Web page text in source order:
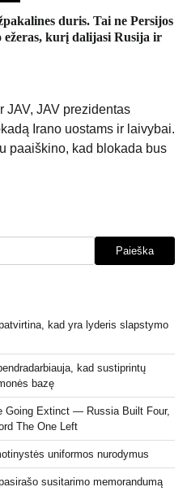
duris. Tai ne Persijos
kurį dalijasi Rusija ir
JAV, JAV prezidentas
Irano uostams ir laivybai.
paaiškino, kad blokada bus
Paieška
kad yra lyderis slapstymo
kad sustiprintų
bazę
Going Extinct — Russia Built Four,
The One Left
uniformos nurodymus
susitarimo memorandumą